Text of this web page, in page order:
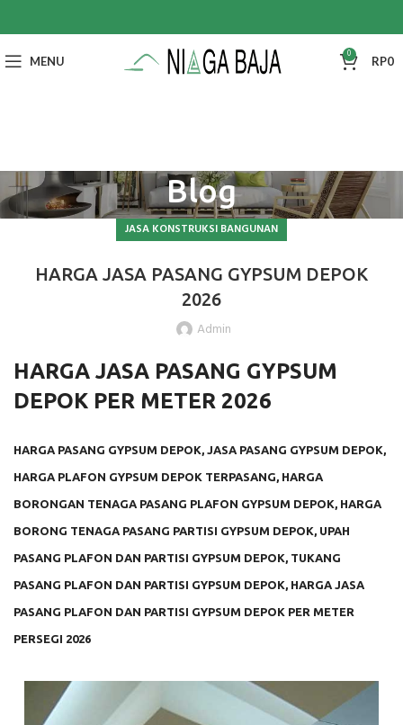
MENU 0 RP0
Blog
JASA KONSTRUKSI BANGUNAN
HARGA JASA PASANG GYPSUM DEPOK
2026
Admin
HARGA JASA PASANG GYPSUM
DEPOK PER METER 2026
HARGA PASANG GYPSUM DEPOK, JASA PASANG GYPSUM DEPOK,
HARGA PLAFON GYPSUM DEPOK TERPASANG, HARGA
BORONGAN TENAGA PASANG PLAFON GYPSUM DEPOK, HARGA
BORONG TENAGA PASANG PARTISI GYPSUM DEPOK, UPAH
PASANG PLAFON DAN PARTISI GYPSUM DEPOK, TUKANG
PASANG PLAFON DAN PARTISI GYPSUM DEPOK, HARGA JASA
PASANG PLAFON DAN PARTISI GYPSUM DEPOK PER METER
PERSEGI 2026